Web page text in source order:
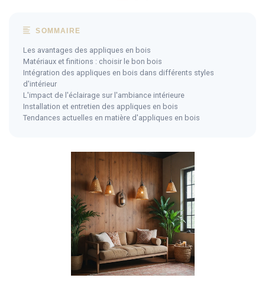
SOMMAIRE
Les avantages des appliques en bois
Matériaux et finitions : choisir le bon bois
Intégration des appliques en bois dans différents styles
d'intérieur
L'impact de l'éclairage sur l'ambiance intérieure
Installation et entretien des appliques en bois
Tendances actuelles en matière d'appliques en bois